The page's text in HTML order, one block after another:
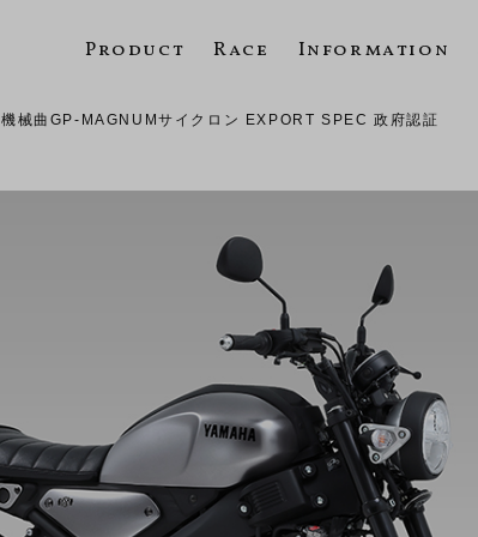
Product Race Information
機械曲GP-MAGNUMサイクロン EXPORT SPEC 政府認証